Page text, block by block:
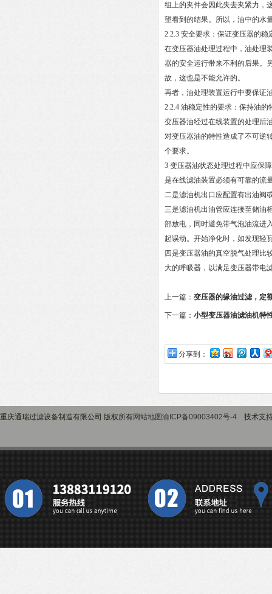
组上的夹件会因此失去夹紧力，
望看到的结果。所以，油中的水
2.2.3 安全要求：保证变压器的稳
在变压器油处理过程中，油处理
器的安全运行带来不利的后果。
故，这也是不能允许的。
再者，油处理装置运行中要保证
2.2.4 油稳定性的要求：保持油的
变压器油经过在线装置的处理后
对变压器油的特性造成了不可逆
个要求。
3 变压器油状态处理过程中应保
是在线滤油装置必须有可靠的流
二是滤油机出口应配置有出油阀
三是滤油机出油管应连接至储油
部放电，同时避免带气泡油流进
起误动。开始净化时，如发现轻
四是变压器油的真空脱气处理比
大的呼吸器，以满足变压器带电
上一篇： 变压器的缘油过滤，定
下一篇： 小型变压器油滤油机特
分享到：
重庆通瑞过滤设备制造有限公司 版权所有网站地图渝ICP备09003402号-4 技术支